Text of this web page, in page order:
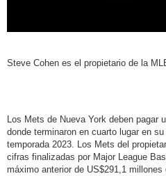
Steve Cohen es el propietario de la
Los Mets de Nueva York deben pagar
donde terminaron en cuarto lugar en
temporada 2023. Los Mets del
cifras finalizadas por Major League
máximo anterior de US$291,1